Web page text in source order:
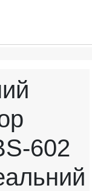
602